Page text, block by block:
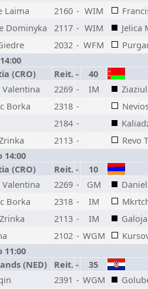
Laima 2160 - WIM
Dominyka 2117 - WIM
Jelica
2032 - WFM
(CRO) Reit. -
40
2269 - IM
Borka 2318 -
2184 -
2113 -
Revo
14:00
(CRO) Reit. -
10
2269 - GM
Borka 2318 - IM
2113 - IM
2102 - WGM
11:00
(NED) Reit. -
35
2391 - WGM